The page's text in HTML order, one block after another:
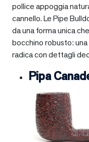
pollice appoggia
cannello. Le Pipe
da una forma unica
bocchino robusto:
radica con dettagli
Pipa